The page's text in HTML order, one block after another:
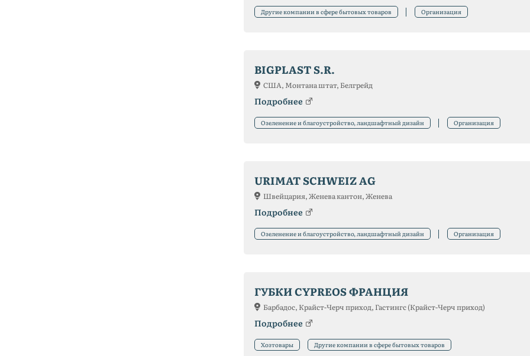
Другие компании в сфере бытовых товаров Организация
BIGPLAST S.R.
США, Монтана штат, Белгрейд
Подробнее
Озеленение и благоустройство, ландшафтный дизайн Организация
URIMAT SCHWEIZ AG
Швейцария, Женева кантон, Женева
Подробнее
Озеленение и благоустройство, ландшафтный дизайн Организация
ГУБКИ CYPREOS ФРАНЦИЯ
Барбадос, Крайст-Черч приход, Гастингс (Крайст-Черч приход)
Подробнее
Хозтовары Другие компании в сфере бытовых товаров